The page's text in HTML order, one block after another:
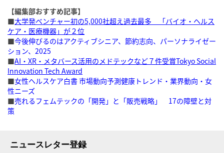
【編集部おすすめ記事】
■大学発ベンチャー初の5,000社超え過去最多 「バイオ・ヘルス
ケア・医療機器」が２位
■今後伸びるのはアクティブシニア、節約志向、パーソナライゼー
ション、2025
■AI・XR・メタバース活用のメドテックなど７件受賞Tokyo Social
Innovation Tech Award
■女性ヘルスケア白書 市場動向予測健康トレンド・業界動向・女
性ニーズ
■売れるフェムテックの「開発」と「販売戦略」 17の障壁と対
策
ニュースレター登録